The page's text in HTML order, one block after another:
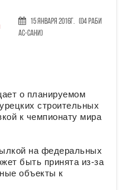
15 Января 2016г. (04 Раби
ас-сани)
о планируемом
строительных
к чемпионату мира
на федеральных
быть принята из-за
объекты к